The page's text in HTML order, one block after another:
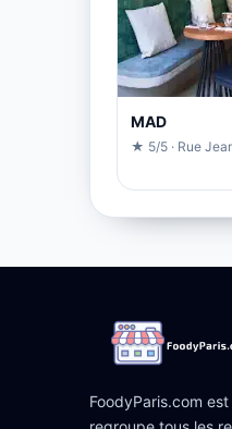
MAD
★ 5/5 · Rue
FoodyParis.com